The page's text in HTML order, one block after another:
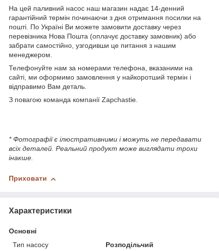
На цей паливний насос наш магазин надає 14-денний
гарантійний термін починаючи з дня отримання посилки на
пошті. По Україні Ви можете замовити доставку через
перевізника Нова Пошта (оплачує доставку замовник) або
забрати самостійно, узгодивши це питання з нашим
менеджером.
Телефонуйте нам за номерами телефона, вказаними на
сайті, ми оформимо замовлення у найкоротший термін і
відправимо Вам деталь.
З повагою команда компанії Zapchastie.
* Фотографії є ілюстративними і можуть не передавати
всіх деталей. Реальний продукт може виглядати трохи
інакше.
Приховати
Характеристики
Основні
Тип насосу
Розподільчий